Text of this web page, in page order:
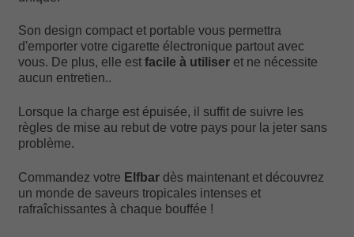
Son design compact et portable vous permettra
d'emporter votre cigarette électronique partout avec
vous. De plus, elle est facile à utiliseret ne nécessite
aucun entretien..
Lorsque la charge est épuisée, il suffit de suivre les
règles de mise au rebut de votre pays pour la jeter sans
problème.
Commandez votre Elfbardès maintenant et découvrez
un monde de saveurs tropicales intenses et
rafraîchissantes à chaque bouffée !